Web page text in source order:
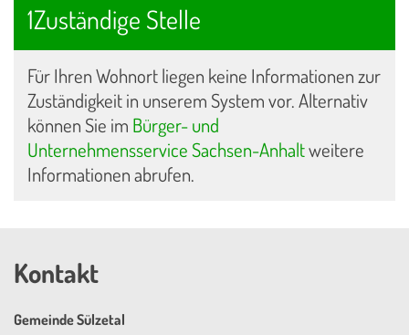
1Zuständige Stelle
Für Ihren Wohnort liegen keine Informationen zur
Zuständigkeit in unserem System vor. Alternativ
können Sie im Bürger- und
Unternehmensservice Sachsen-Anhaltweitere
Informationen abrufen.
Kontakt
Gemeinde Sülzetal